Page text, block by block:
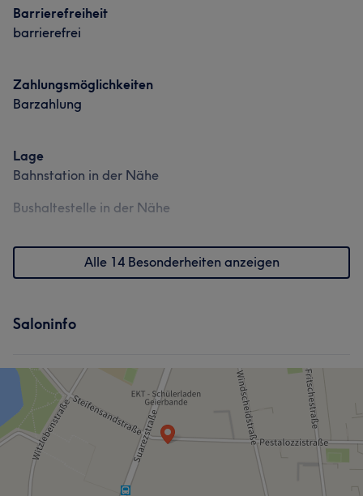
Barrierefreiheit
barrierefrei
Zahlungsmöglichkeiten
Barzahlung
Lage
Bahnstation in der Nähe
Bushaltestelle in der Nähe
Alle 14 Besonderheiten anzeigen
Saloninfo